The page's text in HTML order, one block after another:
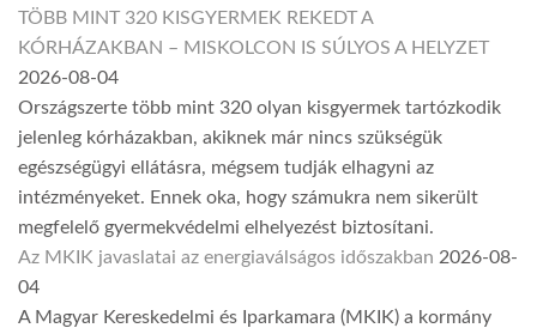
TÖBB MINT 320 KISGYERMEK REKEDT A
KÓRHÁZAKBAN – MISKOLCON IS SÚLYOS A HELYZET
2026-08-04
Országszerte több mint 320 olyan kisgyermek tartózkodik
jelenleg kórházakban, akiknek már nincs szükségük
egészségügyi ellátásra, mégsem tudják elhagyni az
intézményeket. Ennek oka, hogy számukra nem sikerült
megfelelő gyermekvédelmi elhelyezést biztosítani.
Az MKIK javaslatai az energiaválságos időszakban 2026-08-
04
A Magyar Kereskedelmi és Iparkamara (MKIK) a kormány